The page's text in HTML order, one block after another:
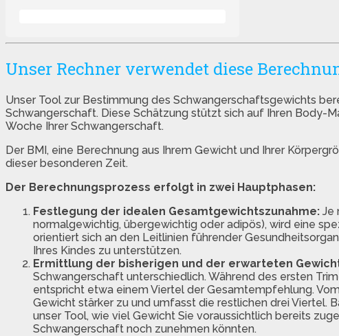
Unser Rechner verwendet diese
Unser Tool zur Bestimmung des Schwangerschaftsgewichts
Schwangerschaft. Diese Schätzung stützt sich auf Ihren Body-
Woche Ihrer Schwangerschaft.
Der BMI, eine Berechnung aus Ihrem Gewicht und Ihrer
dieser besonderen Zeit.
Der Berechnungsprozess erfolgt in zwei Hauptphasen:
Festlegung der idealen Gesamtgewichtszunahme: Je
normalgewichtig, übergewichtig oder adipös), wird eine
orientiert sich an den Leitlinien führender
Ihres Kindes zu unterstützen.
Ermittlung der bisherigen und der erwarteten
Schwangerschaft unterschiedlich. Während des ersten
entspricht etwa einem Viertel der Gesamtempfehlung.
Gewicht stärker zu und umfasst die restlichen drei
unser Tool, wie viel Gewicht Sie voraussichtlich bereits
Schwangerschaft noch zunehmen könnten.